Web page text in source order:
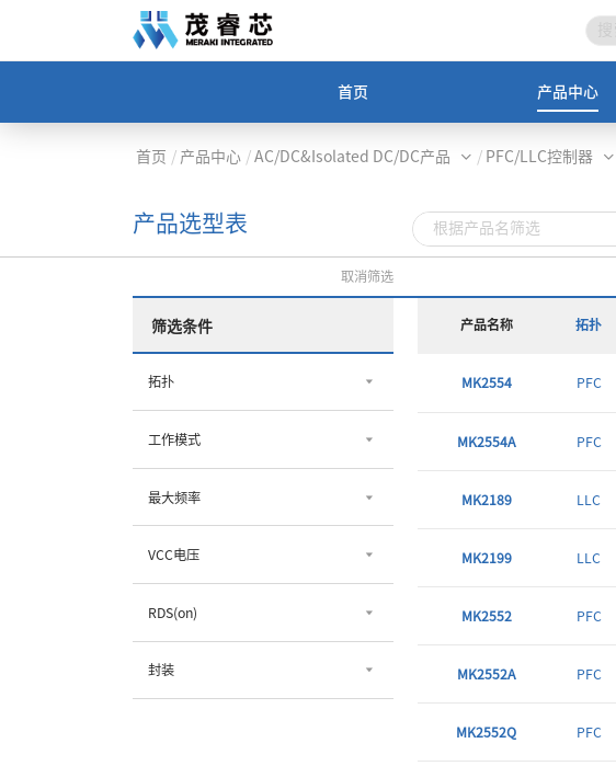
首页 产品中心
首页 / 产品中心 / AC/DC&Isolated DC/DC产品 / PFC/LLC控制器
产品选型表
取消筛选
筛选条件
拓扑
工作模式
最大频率
VCC电压
RDS(on)
封装
产品名称 拓扑
MK2554 PFC
MK2554A PFC
MK2189 LLC
MK2199 LLC
MK2552 PFC
MK2552A PFC
MK2552Q PFC